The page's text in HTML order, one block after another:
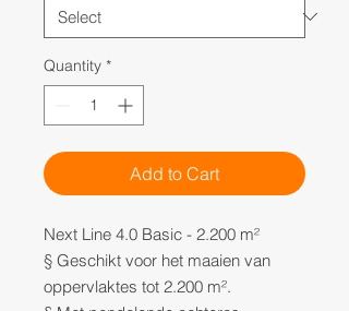
Quantity *
Add to Cart
Next Line 4.0 Basic - 2.200 m²
§ Geschikt voor het maaien van
oppervlaktes tot 2.200 m².